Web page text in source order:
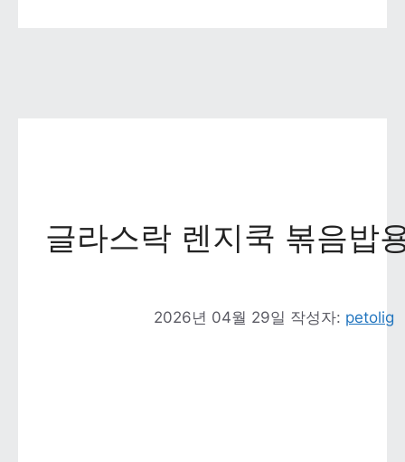
글라스락 렌지쿡 볶음밥
2026년 04월 29일 작성자: petolig